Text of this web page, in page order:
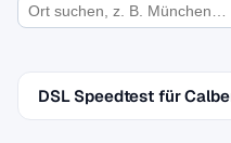
DSL Speedtest für